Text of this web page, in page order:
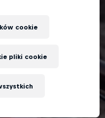
cookie
pliki cookie